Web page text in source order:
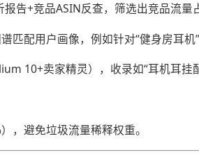
报告+竞品ASIN反查，筛选出竞品流
谱匹配用户画像，例如针对“健身房耳
10+卖家精灵），收录如“耳机耳
，避免垃圾流量稀释权重。